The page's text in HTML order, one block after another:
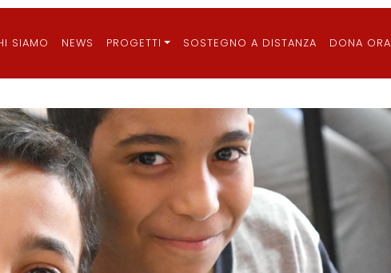
SIAMO NEWS PROGETTI SOSTEGNO A DISTANZA DONA ORA